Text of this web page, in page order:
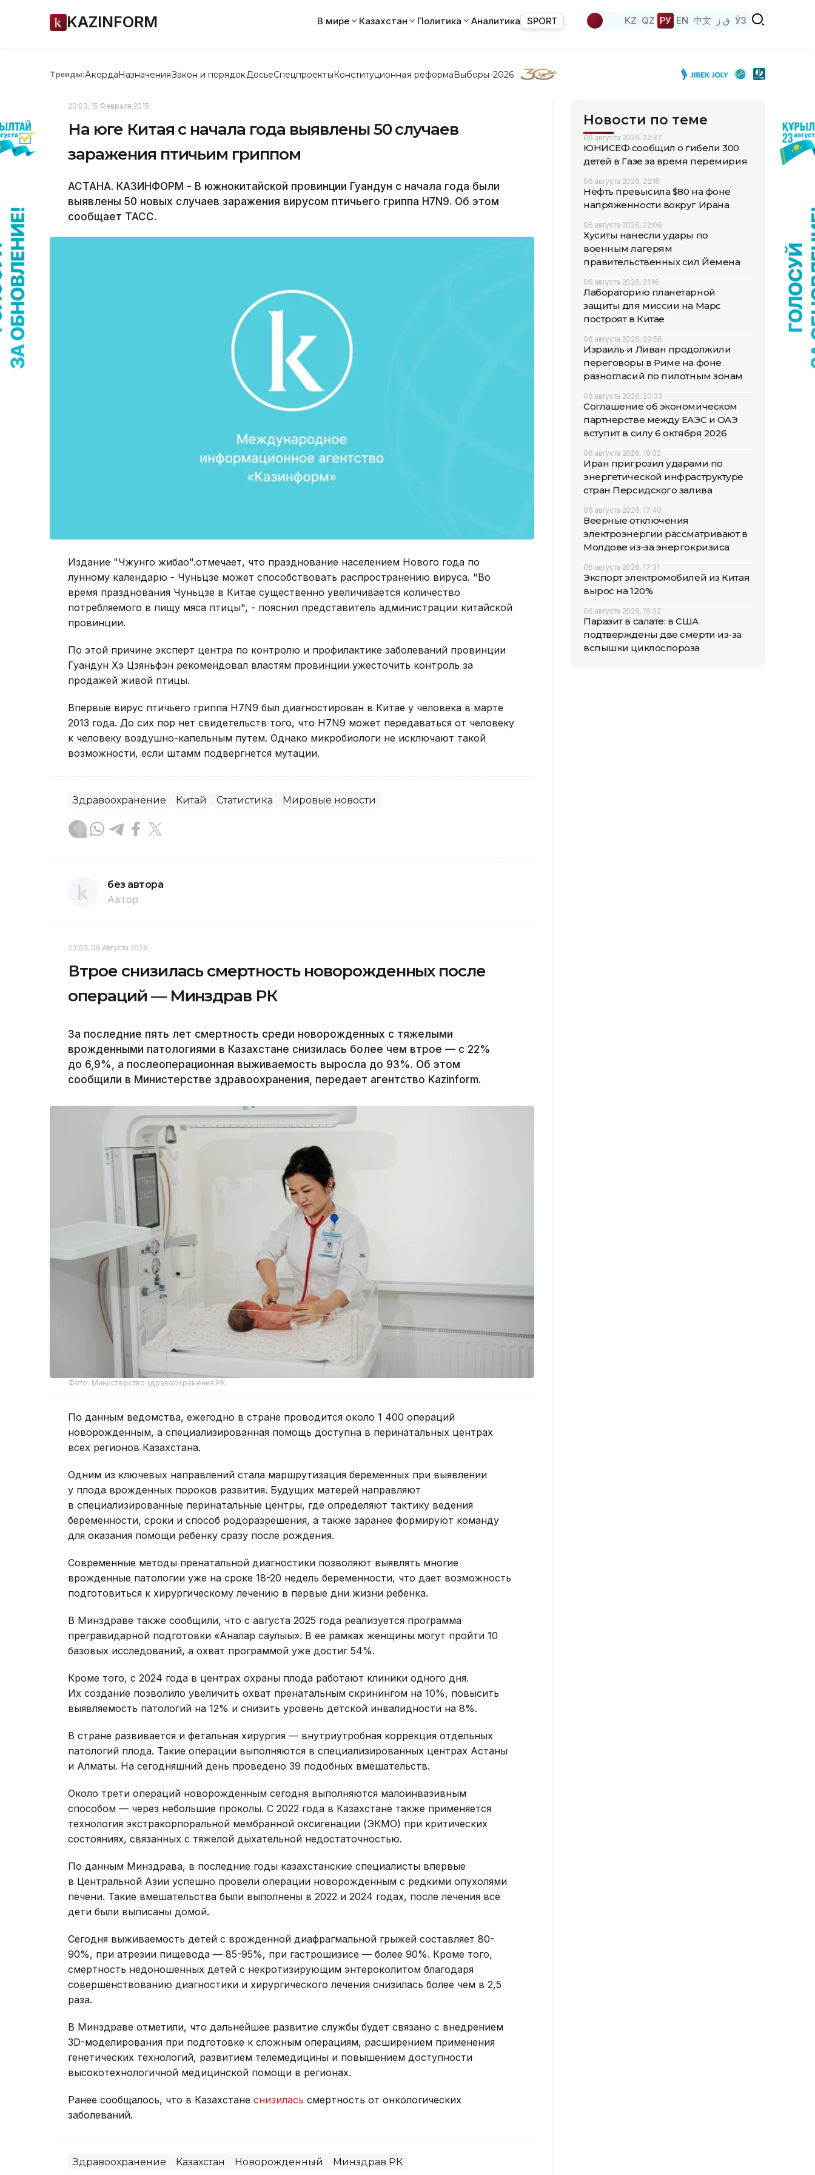
KAZINFORM В мире Казахстан Политика Аналитика SPORT KZ QZ РУ EN 中文 ق ز ЎЗ
Тренды:АкордаНазначенияЗакон и порядок ДосьеСпецпроектыКонституционная реформаВыборы-2026
20:03, 15 Февраля 2015
На юге Китая с начала года выявлены 50 случаев
заражения птичьим гриппом
АСТАНА. КАЗИНФОРМ - В южнокитайской провинции Гуандун с начала года были
выявлены 50 новых случаев заражения вирусом птичьего гриппа H7N9. Об этом
сообщает ТАСС.
Издание "Чжунго жибао".отмечает, что празднование населением Нового года по
лунному календарю - Чуньцзе может способствовать распространению вируса. "Во
время празднования Чуньцзе в Китае существенно увеличивается количество
потребляемого в пищу мяса птицы", - пояснил представитель администрации китайской
провинции.
По этой причине эксперт центра по контролю и профилактике заболеваний провинции
Гуандун Хэ Цзяньфэн рекомендовал властям провинции ужесточить контроль за
продажей живой птицы.
Впервые вирус птичьего гриппа H7N9 был диагностирован в Китае у человека в марте
2013 года. До сих пор нет свидетельств того, что H7N9 может передаваться от человеку
к человеку воздушно-капельным путем. Однако микробиологи не исключают такой
возможности, если штамм подвергнется мутации.
Здравоохранение Китай Статистика Мировые новости
без автора
Автор
23:03, 06 Августа 2026
Втрое снизилась смертность новорожденных после
операций — Минздрав РК
За последние пять лет смертность среди новорожденных с тяжелыми
врожденными патологиями в Казахстане снизилась более чем втрое — с 22%
до 6,9%, а послеоперационная выживаемость выросла до 93%. Об этом
сообщили в Министерстве здравоохранения, передает агентство Kazinform.
Фото: Министерство здравоохранения РК
По данным ведомства, ежегодно в стране проводится около 1 400 операций
новорожденным, а специализированная помощь доступна в перинатальных центрах
всех регионов Казахстана.
Одним из ключевых направлений стала маршрутизация беременных при выявлении
у плода врожденных пороков развития. Будущих матерей направляют
в специализированные перинатальные центры, где определяют тактику ведения
беременности, сроки и способ родоразрешения, а также заранее формируют команду
для оказания помощи ребенку сразу после рождения.
Современные методы пренатальной диагностики позволяют выявлять многие
врожденные патологии уже на сроке 18-20 недель беременности, что дает возможность
подготовиться к хирургическому лечению в первые дни жизни ребенка.
В Минздраве также сообщили, что с августа 2025 года реализуется программа
прегравидарной подготовки «Аналар саулығы». В ее рамках женщины могут пройти 10
базовых исследований, а охват программой уже достиг 54%.
Кроме того, с 2024 года в центрах охраны плода работают клиники одного дня.
Их создание позволило увеличить охват пренатальным скринингом на 10%, повысить
выявляемость патологий на 12% и снизить уровень детской инвалидности на 8%.
В стране развивается и фетальная хирургия — внутриутробная коррекция отдельных
патологий плода. Такие операции выполняются в специализированных центрах Астаны
и Алматы. На сегодняшний день проведено 39 подобных вмешательств.
Около трети операций новорожденным сегодня выполняются малоинвазивным
способом — через небольшие проколы. С 2022 года в Казахстане также применяется
технология экстракорпоральной мембранной оксигенации (ЭКМО) при критических
состояниях, связанных с тяжелой дыхательной недостаточностью.
По данным Минздрава, в последние годы казахстанские специалисты впервые
в Центральной Азии успешно провели операции новорожденным с редкими опухолями
печени. Такие вмешательства были выполнены в 2022 и 2024 годах, после лечения все
дети были выписаны домой.
Сегодня выживаемость детей с врожденной диафрагмальной грыжей составляет 80-
90%, при атрезии пищевода — 85-95%, при гастрошизисе — более 90%. Кроме того,
смертность недоношенных детей с некротизирующим энтероколитом благодаря
совершенствованию диагностики и хирургического лечения снизилась более чем в 2,5
раза.
В Минздраве отметили, что дальнейшее развитие службы будет связано с внедрением
3D-моделирования при подготовке к сложным операциям, расширением применения
генетических технологий, развитием телемедицины и повышением доступности
высокотехнологичной медицинской помощи в регионах.
Ранее сообщалось, что в Казахстане снизилась смертность от онкологических
заболеваний.
Здравоохранение Казахстан Новорожденный Минздрав РК
Новости по теме
06 августа 2026, 22:37
ЮНИСЕФ сообщил о гибели 300
детей в Газе за время перемирия
06 августа 2026, 22:15
Нефть превысила $80 на фоне
напряженности вокруг Ирана
06 августа 2026, 22:06
Хуситы нанесли удары по
военным лагерям
правительственных сил Йемена
06 августа 2026, 21:16
Лабораторию планетарной
защиты для миссии на Марс
построят в Китае
06 августа 2026, 20:56
Израиль и Ливан продолжили
переговоры в Риме на фоне
разногласий по пилотным зонам
06 августа 2026, 20:33
Соглашение об экономическом
партнерстве между ЕАЭС и ОАЭ
вступит в силу 6 октября 2026
06 августа 2026, 18:02
Иран пригрозил ударами по
энергетической инфраструктуре
стран Персидского залива
06 августа 2026, 17:40
Веерные отключения
электроэнергии рассматривают в
Молдове из-за энергокризиса
06 августа 2026, 17:31
Экспорт электромобилей из Китая
вырос на 120%
06 августа 2026, 16:32
Паразит в салате: в США
подтверждены две смерти из-за
вспышки циклоспороза